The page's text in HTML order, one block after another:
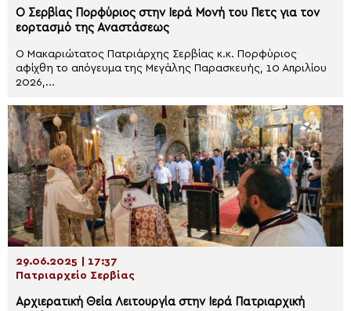
Ο Σερβίας Πορφύριος στην Ιερά Μονή του Πετς για τον
εορτασμό της Αναστάσεως
Ο Μακαριώτατος Πατριάρχης Σερβίας κ.κ. Πορφύριος
αφίχθη το απόγευμα της Μεγάλης Παρασκευής, 10 Απριλίου
2026,...
29.06.2025 | 17:37
Πατριαρχείο Σερβίας
Αρχιερατική Θεία Λειτουργία στην Ιερά Πατριαρχική